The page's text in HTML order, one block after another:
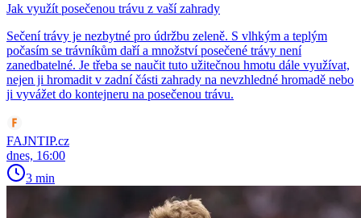
Jak využít posečenou trávu z vaší zahrady
Sečení trávy je nezbytné pro údržbu zeleně. S vlhkým a teplým
počasím se trávníkům daří a množství posečené trávy není
zanedbatelné. Je třeba se naučit tuto užitečnou hmotu dále využívat,
nejen ji hromadit v zadní části zahrady na nevzhledné hromadě nebo
ji vyvážet do kontejneru na posečenou trávu.
FAJNTIP.cz
dnes, 16:00
3 min